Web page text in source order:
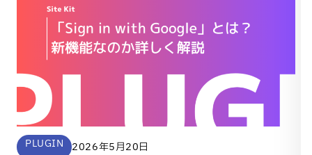
PLUGIN 2026年5月20日